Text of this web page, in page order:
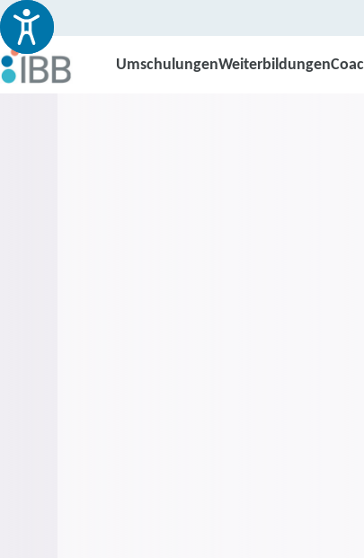
UmschulungenWeiterbildungen